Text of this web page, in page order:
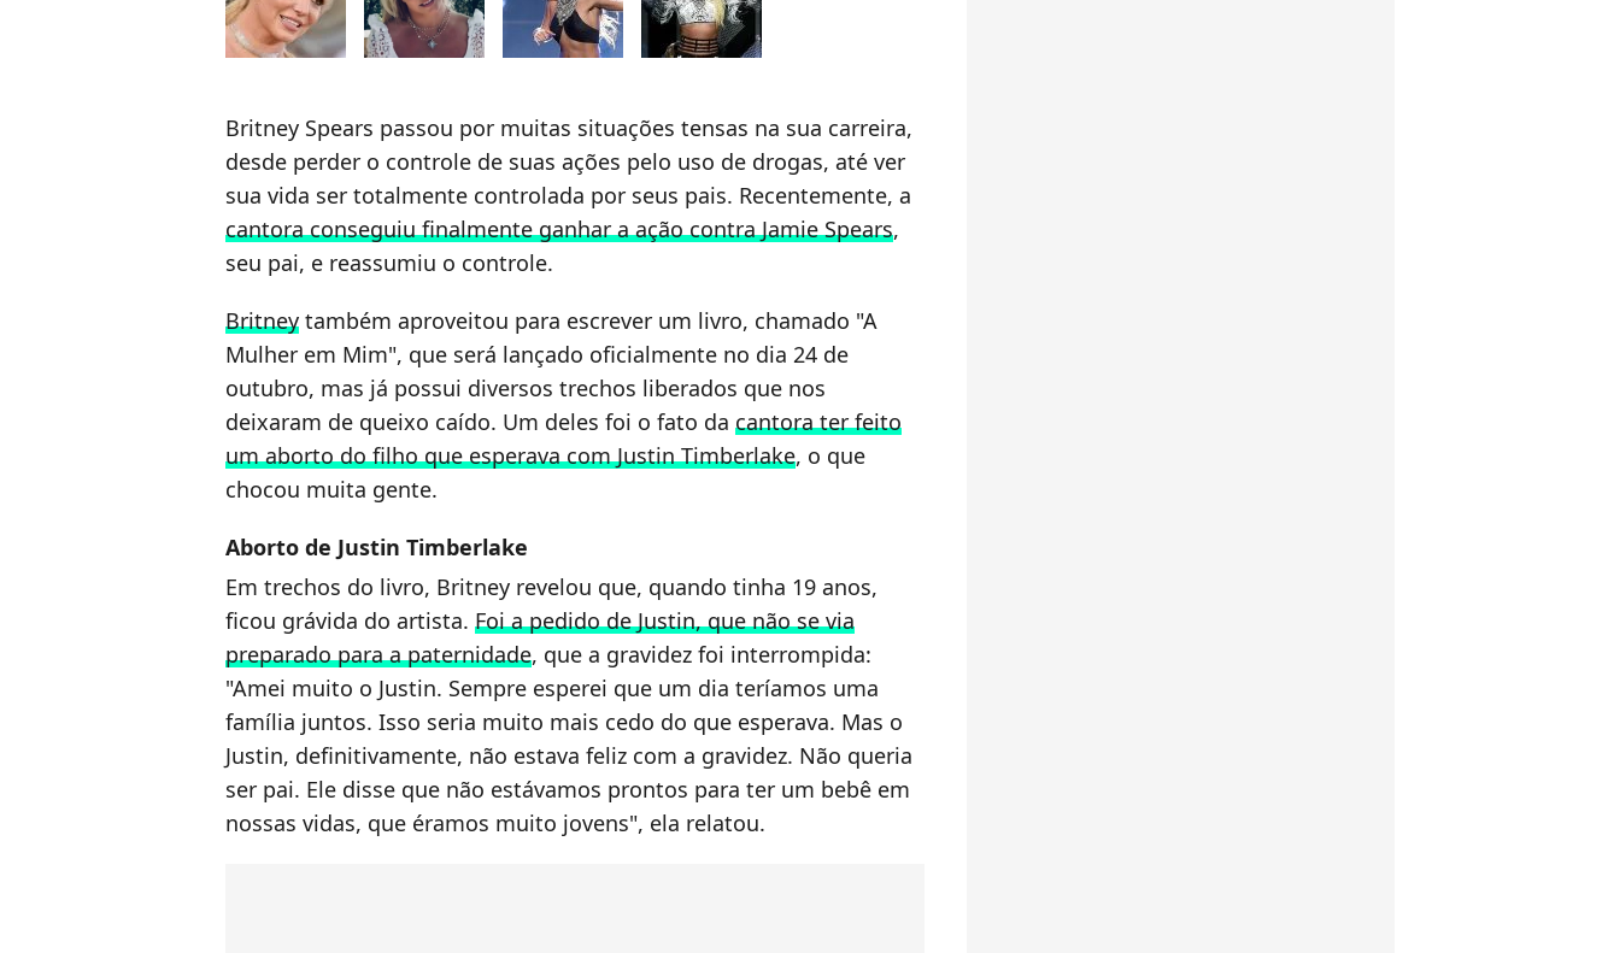
Britney Spears passou por muitas situações tensas na sua carreira,
desde perder o controle de suas ações pelo uso de drogas, até ver
sua vida ser totalmente controlada por seus pais. Recentemente, a
cantora conseguiu finalmente ganhar a ação contra Jamie Spears,
seu pai, e reassumiu o controle.
Britney também aproveitou para escrever um livro, chamado "A
Mulher em Mim", que será lançado oficialmente no dia 24 de
outubro, mas já possui diversos trechos liberados que nos
deixaram de queixo caído. Um deles foi o fato da cantora ter feito
um aborto do filho que esperava com Justin Timberlake, o que
chocou muita gente.
Aborto de Justin Timberlake
Em trechos do livro, Britney revelou que, quando tinha 19 anos,
ficou grávida do artista. Foi a pedido de Justin, que não se via
preparado para a paternidade, que a gravidez foi interrompida:
"Amei muito o Justin. Sempre esperei que um dia teríamos uma
família juntos. Isso seria muito mais cedo do que esperava. Mas o
Justin, definitivamente, não estava feliz com a gravidez. Não queria
ser pai. Ele disse que não estávamos prontos para ter um bebê em
nossas vidas, que éramos muito jovens", ela relatou.